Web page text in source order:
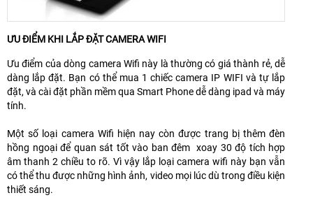
ƯU ĐIỂM KHI LẮP ĐẶT CAMERA WIFI
Ưu điểm của dòng camera Wifi này là thường có giá thành rẻ, dễ
dàng lắp đặt. Bạn có thể mua 1 chiếc camera IP WIFI và tự lắp
đặt, và cài đặt phần mềm qua Smart Phone dễ dàng ipad và máy
tính.
Một số loại camera Wifi hiện nay còn được trang bị thêm đèn
hồng ngoại để quan sát tốt vào ban đêm xoay 30 độ tích hợp
âm thanh 2 chiều to rõ. Vì vậy lắp loại camera wifi này bạn vẫn
có thể thu được những hình ảnh, video mọi lúc dù trong điều kiện
thiết sáng.